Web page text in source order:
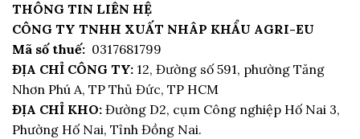
THÔNG TIN LIÊN HỆ
CÔNG TY TNHH XUẤT NHÂP KHẨU AGRI-EU
Mã số thuế: 0317681799
ĐỊA CHỈ CÔNG TY: 12, Đường số 591, phường Tăng
Nhơn Phú A, TP Thủ Đức, TP HCM
ĐỊA CHỈ KHO: Đường D2, cụm Công nghiệp Hố Nai 3,
Phường Hố Nai, Tỉnh Đồng Nai.